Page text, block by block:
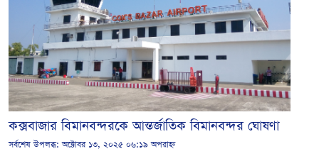
কক্সবাজার বিমানবন্দরকে আন্তর্জাতিক বিমানবন্দর ঘোষণা
সর্বশেষ উপলব্ধ:অক্টোবর ১৩, ২০২৫ ০৬:১৯ অপরাহ্ন